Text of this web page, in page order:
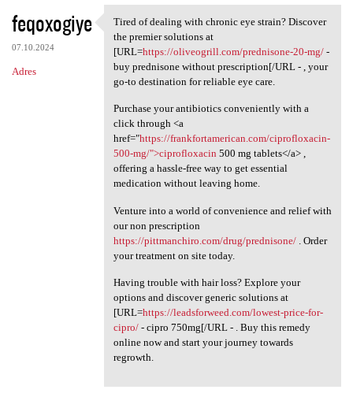
feqoxogiye
07.10.2024
Adres
Tired of dealing with chronic
Tired of dealing with chronic eye strain? Discover
the premier solutions at
[URL=https://oliveogrill.com/prednisone-20-mg/-
buy prednisone without prescription[/URL - , your
go-to destination for reliable eye care.
Purchase your antibiotics conveniently with a
click through <a
href="https://frankfortamerican.com/ciprofloxacin-
500-mg/">ciprofloxacin 500 mg tablets</a> ,
offering a hassle-free way to get essential
medication without leaving home.
Venture into a world of convenience and relief with
our non prescription
https://pittmanchiro.com/drug/prednisone/. Order
your treatment on site today.
Having trouble with hair loss? Explore your
options and discover generic solutions at
[URL=https://leadsforweed.com/lowest-price-for-
cipro/- cipro 750mg[/URL - . Buy this remedy
online now and start your journey towards
regrowth.